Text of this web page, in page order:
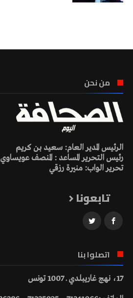
من نحن
الرئيس المدير العام: سعيد بن كريم
رئيس التحرير المساعد : المنصف عويساوي
تحرير الواب: منيرة رزقي
تابعونا
اتصلوا بنا
17، نهج غاريبلدي ـ 1007 تونس